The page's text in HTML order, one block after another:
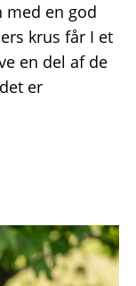
med en god
krus får I et
en del af de
er